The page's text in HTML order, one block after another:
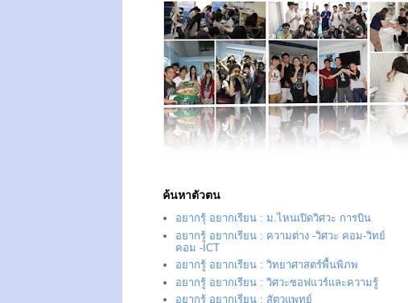
ค้นหาตัวตน
อยากรุ้ อยากเรียน : ม.ไหนเปิดวิศวะ การบิน
อยากรู้ อยากเรียน : ความต่าง -วิศวะ คอม-วิทย์
คอม -ICT
อยากรู้ อยากเรียน : วิทยาศาสตร์พื้นพิภพ
อยากรู้ อยากเรียน : วิศวะซอฟแวร์และความรู้
อยากรู้ อยากเรียน : สัตวแพทย์